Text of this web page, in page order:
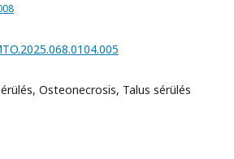
Osteonecrosis, Talus sérülés